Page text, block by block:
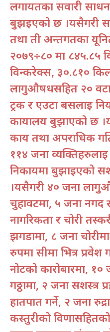
लगायतका सवारी
बुझइएको छ ।यसैगरी
तथा ती अन्तर्गतका
२०७९÷८० मा ८४५.८५
विन्करेक्स, ३०.८१०
लागुऔषधसहित २०
ट्रक र एउटा बसलाई
कार्यालय बुझाएको छ
कार्य तथा अपराधिक
११४ जना
निकायमा बुझाईएको
।यसैगरी ४० जना
चुहावटमा, ५ जना
नागरिकता र चोरी
झगडामा, ८ जना
रुपमा सीमा भित्र
नोटको कारोबारमा, १०
गठ्ठामा, २ जना सशस्त्र
हातपात गर्ने, २ जना
कस्तुरीको